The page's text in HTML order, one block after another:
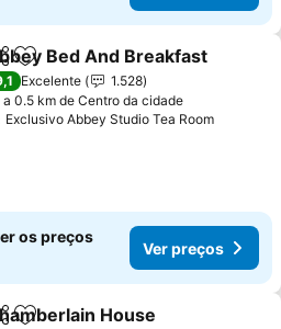
Adicionar aos favoritos
Bed And Breakfast
Excelente
1.528
a 0.5 km de Centro da cidade
Exclusivo Abbey Studio Tea Room
os preços
Ver preços
House